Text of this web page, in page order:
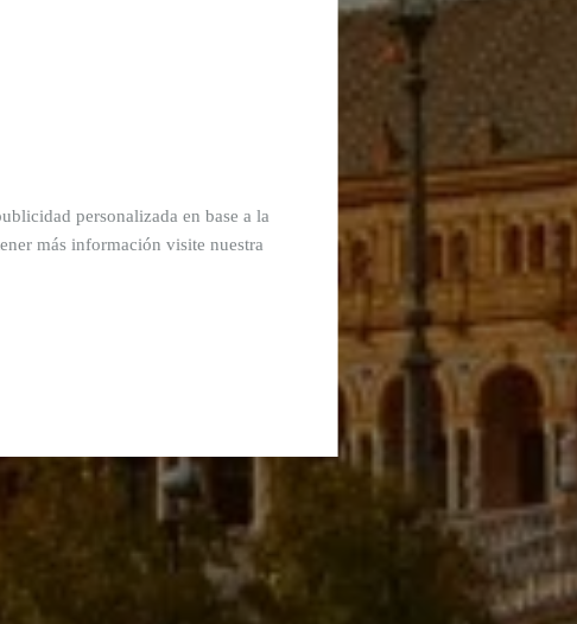
personalizada en base a la
más información visite nuestra